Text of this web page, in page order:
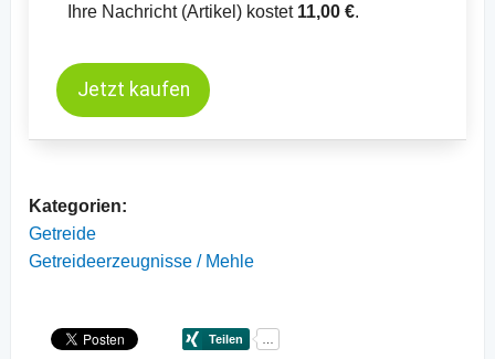
Ihre Nachricht (Artikel) kostet 11,00 €.
Jetzt kaufen
Kategorien:
Getreide
Getreideerzeugnisse / Mehle